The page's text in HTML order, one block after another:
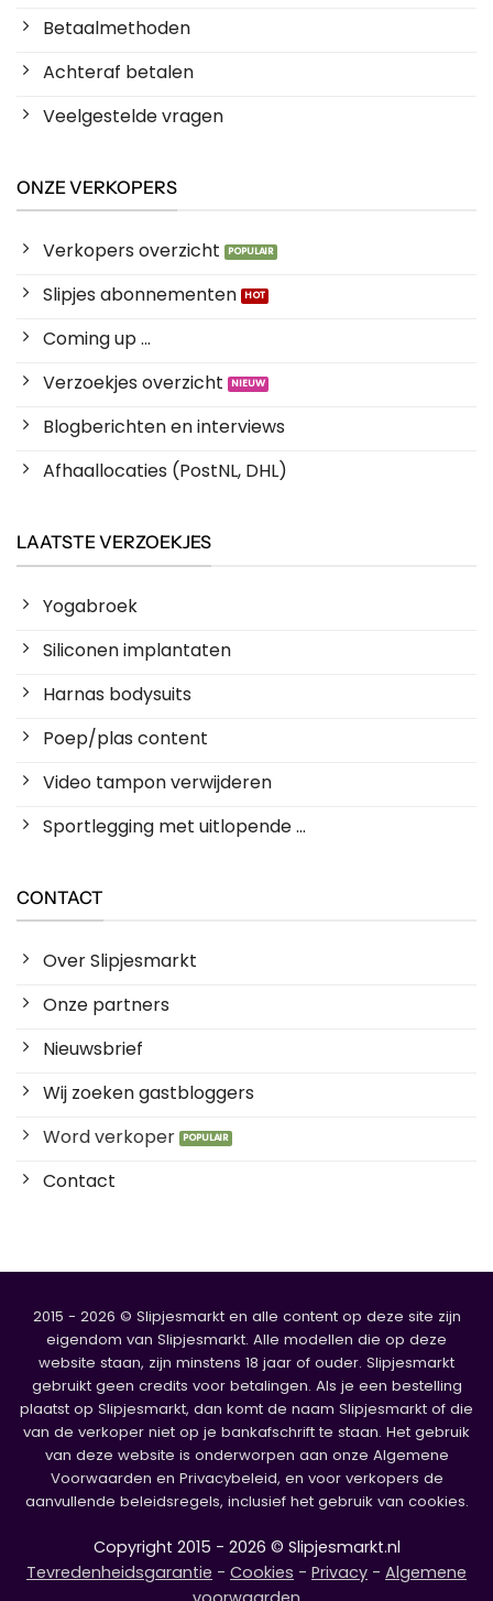
Betaalmethoden
Achteraf betalen
Veelgestelde vragen
ONZE VERKOPERS
Verkopers overzicht
Slipjes abonnementen
Coming up ...
Verzoekjes overzicht
Blogberichten en interviews
Afhaallocaties (PostNL, DHL)
LAATSTE VERZOEKJES
Yogabroek
Siliconen implantaten
Harnas bodysuits
Poep/plas content
Video tampon verwijderen
Sportlegging met uitlopende ...
CONTACT
Over Slipjesmarkt
Onze partners
Nieuwsbrief
Wij zoeken gastbloggers
Word verkoper
Contact
2015 - 2026 © Slipjesmarkt en alle content op deze site zijn
eigendom van Slipjesmarkt. Alle modellen die op deze
website staan, zijn minstens 18 jaar of ouder. Slipjesmarkt
gebruikt geen credits voor betalingen. Als je een bestelling
plaatst op Slipjesmarkt, dan komt de naam Slipjesmarkt of die
van de verkoper niet op je bankafschrift te staan. Het gebruik
van deze website is onderworpen aan onze Algemene
Voorwaarden en Privacybeleid, en voor verkopers de
aanvullende beleidsregels, inclusief het gebruik van cookies.
Copyright 2015 - 2026 © Slipjesmarkt.nl
Tevredenheidsgarantie - Cookies - Privacy - Algemene